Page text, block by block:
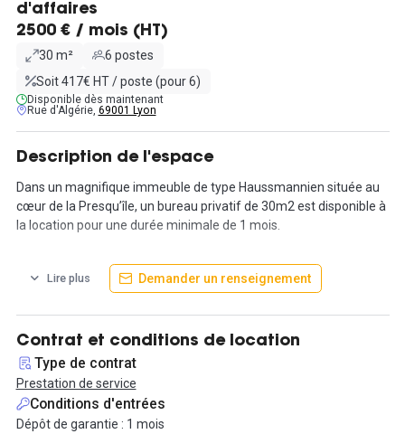
d'affaires
2500 € / mois (HT)
30 m²
6 postes
Soit 417€ HT / poste (pour 6)
Disponible dès maintenant
Rue d'Algérie, 69001 Lyon
Description de l'espace
Dans un magnifique immeuble de type Haussmannien située au
cœur de la Presqu’île, un bureau privatif de 30m2 est disponible à
la location pour une durée minimale de 1 mois.
Les locaux disposent d'un équipement très complet : interphone,
ascenseur, climatisation, une alarme, un espace d’accueil et
L'ameublement saura également répondre à tous vos besoins :
un bureau et un fauteuil sont mis à disposition et la pièce
comporte plusieurs rangements muraux. Un coin cuisine avec
frigo, micro-ondes et lavabo est aussi proposé, en face de
l’espace détente avec machine à expresso.
Lire plus Demander un renseignement
Contrat et conditions de location
Type de contrat
Prestation de service
Conditions d'entrées
Dépôt de garantie : 1 mois